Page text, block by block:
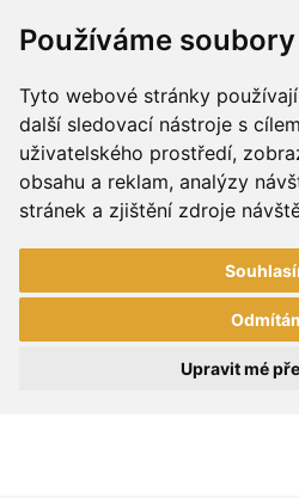
Používáme
Tyto webové stránky
další sledovací nástroje s
uživatelského prostředí,
obsahu a reklam, analýzy
stránek a zjištění zdroje
Upravit mé